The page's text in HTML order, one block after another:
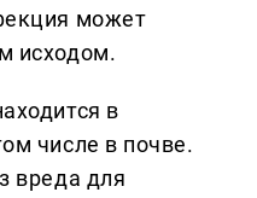
может
исходом.
в
числе в почве.
вреда для